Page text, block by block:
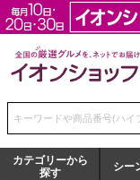
全国の厳選グルメを
検索キーワードまたは商
カテゴリーから
探す
シー